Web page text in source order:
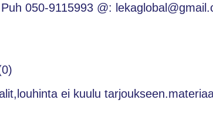
050-9115993 @:
ei kuulu